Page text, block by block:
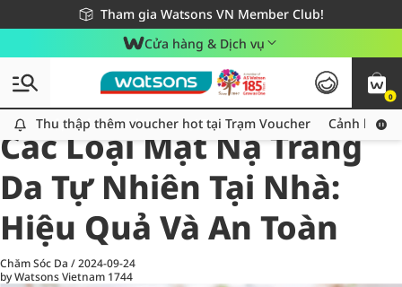
Tham gia Watsons VN Member Club!
Miễn phí giao hàng cho đơn hàng từ 249,000Đ
Giao hàng nhanh 24h - Áp dụng khu vực TP. Hồ Chí Minh
Cửa hàng & Dịch vụ
0
Thu thập thêm voucher hot tại Trạm Voucher
Thu thập thêm voucher hot tại Trạm Voucher Cảnh báo
All
Chăm Sóc Cá Nhân
Các Loại Mặt Nạ Trắng
Da Tự Nhiên Tại Nhà:
Hiệu Quả Và An Toàn
Chăm Sóc Da /2024-09-24
by Watsons Vietnam 1744